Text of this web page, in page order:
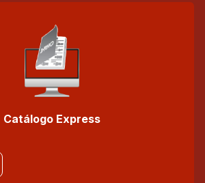
Catálogo Express